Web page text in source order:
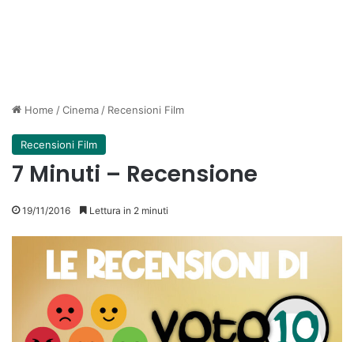
Home /Cinema / Recensioni Film
Recensioni Film
7 Minuti – Recensione
19/11/2016 Lettura in 2 minuti